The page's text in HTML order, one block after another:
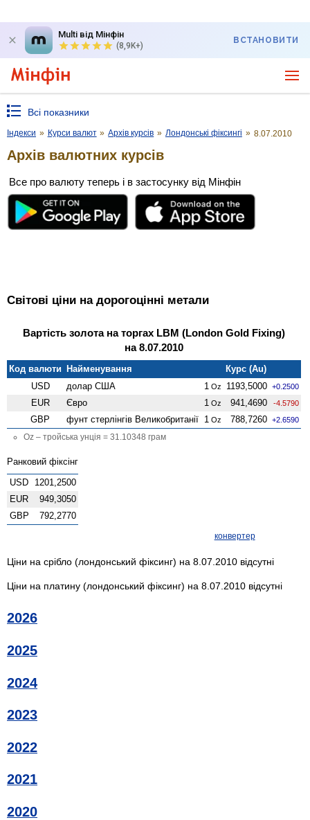
Multi від Мінфін
(8,9K+)
ВСТАНОВИТИ
Всі показники
Індекси » Курси валют » Архів курсів » Лондонські фіксингі » 8.07.2010
Архів валютних курсів
Все про валюту теперь і в застосунку від Мінфін
Світові ціни на дорогоцінні метали
Вартість золота на торгах LBM (London Gold Fixing)
на 8.07.2010
Код валюти Найменування
Курс (Au)
USD
долар США 1 Oz 1193,5000 +0.2500
EUR Євро 1 Oz 941,4690 -4.5790
GBP фунт стерлінгів Велико­британії 1 Oz 788,7260 +2.6590
Oz – тройська унція = 31.10348 грам
Ранковий фіксінг
USD
1201,2500
EUR
949,3050
GBP
792,2770
конвертер
Ціни на срібло (лондонський фіксинг) на 8.07.2010 відсутні
Ціни на платину (лондонський фіксинг) на 8.07.2010 відсутні
2026
2025
2024
2023
2022
2021
2020